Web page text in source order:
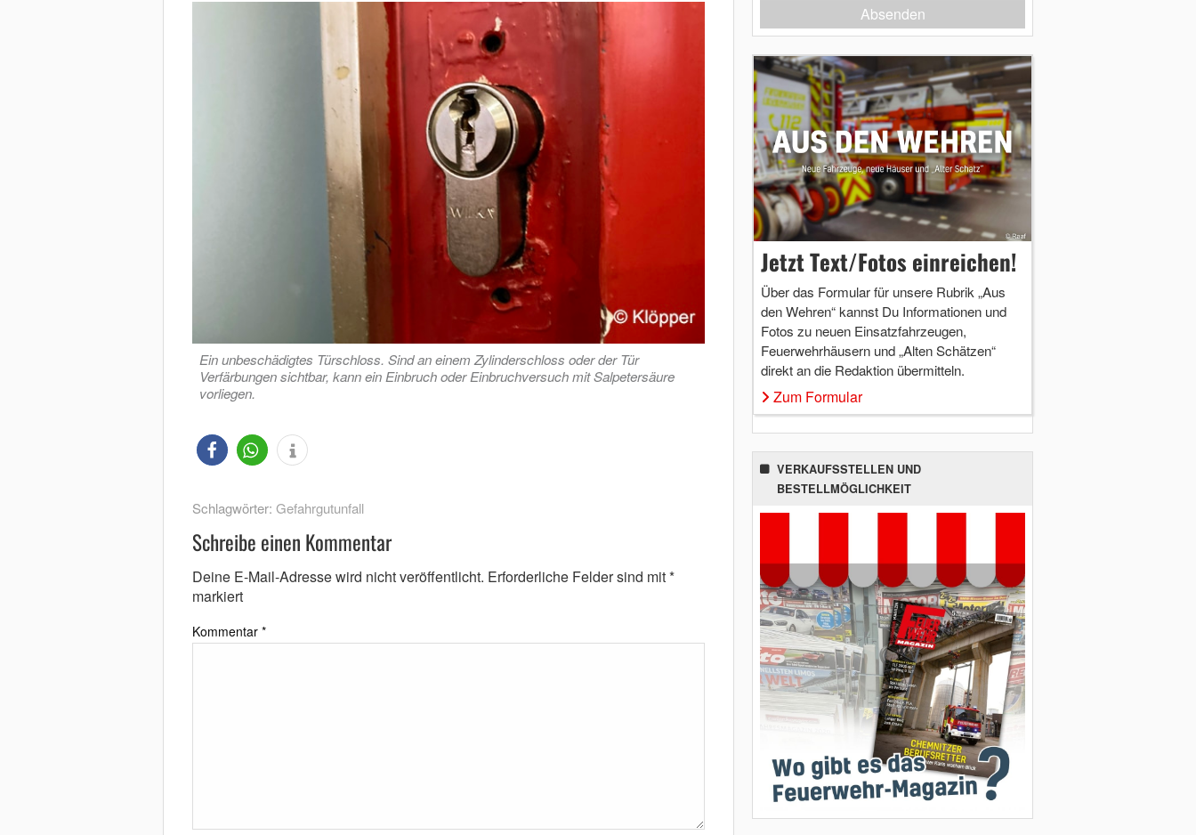
Ein unbeschädigtes Türschloss. Sind an einem Zylinderschloss oder der Tür
Verfärbungen sichtbar, kann ein Einbruch oder Einbruchversuch mit Salpetersäure
vorliegen.
Schlagwörter: Gefahrgutunfall
Schreibe einen Kommentar
Deine E-Mail-Adresse wird nicht veröffentlicht. Erforderliche Felder sind mit*
markiert
Kommentar *
Absenden
Jetzt Text/Fotos einreichen!
Über das Formular für unsere Rubrik „Aus
den Wehren“ kannst Du Informationen und
Fotos zu neuen Einsatzfahrzeugen,
Feuerwehrhäusern und „Alten Schätzen“
direkt an die Redaktion übermitteln.
Zum Formular
VERKAUFSSTELLEN UND
BESTELLMÖGLICHKEIT